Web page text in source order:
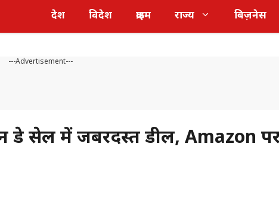
देश विदेश क्राइम राज्य बिज़नेस
---Advertisement---
डे सेल में जबरदस्त डील, Amazon